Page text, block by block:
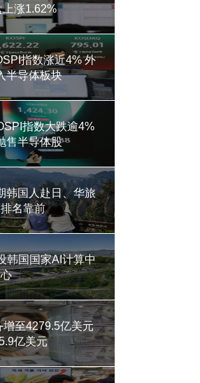
上涨1.62%
指数涨近4% 外
半导体板块
指数大跌逾4%
售半导体股
韩国人赴日、华旅
名靠前
韩国国家AI计算中
心
至4279.5亿美元
亿美元